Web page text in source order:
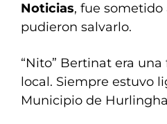
Noticias, fue
pudieron salvarlo.
“Nito” Bertinat era
local. Siempre estuvo
Municipio de